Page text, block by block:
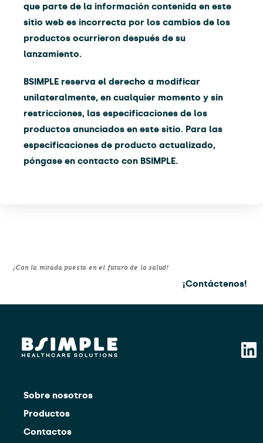
que parte de la información contenida en este
sitio web es incorrecta por los cambios de los
productos ocurrieron después de su
lanzamiento.
BSIMPLE reserva el derecho a modificar
unilateralmente, en cualquier momento y sin
restricciones, las especificaciones de los
productos anunciados en este sitio. Para las
especificaciones de producto actualizado,
póngase en contacto con BSIMPLE.
¡Con la mirada puesta en el futuro de la salud!
¡Contáctenos!
Sobre nosotros
Productos
Contactos